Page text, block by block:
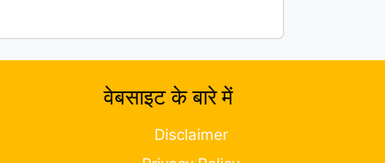
वेबसाइट के बारे में
Disclaimer